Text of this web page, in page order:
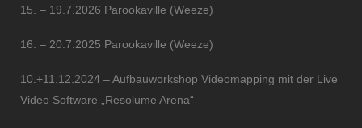
15. – 19.7.2026 Parookaville (Weeze)
16. – 20.7.2025 Parookaville (Weeze)
10.+11.12.2024 – Aufbauworkshop Videomapping mit der Live
Video Software „Resolume Arena“